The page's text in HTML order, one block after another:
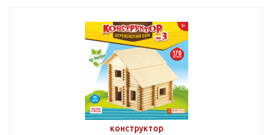
конструктор